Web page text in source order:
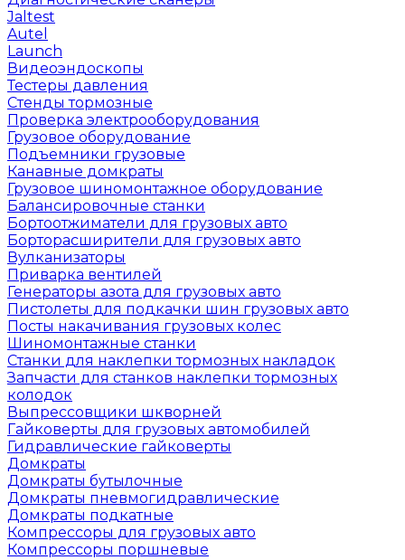
Jaltest
Autel
Launch
Видеоэндоскопы
Тестеры давления
Стенды тормозные
Проверка электрооборудования
Грузовое оборудование
Подъемники грузовые
Канавные домкраты
Грузовое шиномонтажное оборудование
Балансировочные станки
Бортоотжиматели для грузовых авто
Борторасширители для грузовых авто
Вулканизаторы
Приварка вентилей
Генераторы азота для грузовых авто
Пистолеты для подкачки шин грузовых авто
Посты накачивания грузовых колес
Шиномонтажные станки
Станки для наклепки тормозных накладок
Запчасти для станков наклепки тормозных
колодок
Выпрессовщики шкворней
Гайковерты для грузовых автомобилей
Гидравлические гайковерты
Домкраты
Домкраты бутылочные
Домкраты пневмогидравлические
Домкраты подкатные
Компрессоры для грузовых авто
Компрессоры поршневые